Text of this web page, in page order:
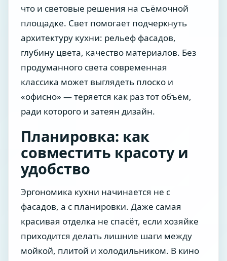
что и световые решения на съёмочной
площадке. Свет помогает подчеркнуть
архитектуру кухни: рельеф фасадов,
глубину цвета, качество материалов. Без
продуманного света современная
классика может выглядеть плоско и
«офисно» — теряется как раз тот объём,
ради которого и затеян дизайн.
Планировка: как
совместить красоту и
удобство
Эргономика кухни начинается не с
фасадов, а с планировки. Даже самая
красивая отделка не спасёт, если хозяйке
приходится делать лишние шаги между
мойкой, плитой и холодильником. В кино